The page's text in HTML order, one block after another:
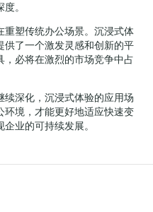
。
重塑传统办公场景。沉浸式体
供了一个激发灵感和创新的平
，必将在激烈的市场竞争中占
深化，沉浸式体验的应用场
环境，才能更好地适应快速变
业的可持续发展。